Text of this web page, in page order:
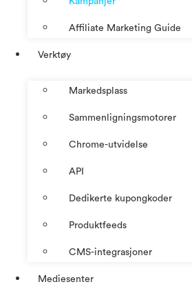
Affiliate Marketing Guide
Verktøy
Markedsplass
Sammenligningsmotorer
Chrome-utvidelse
API
Dedikerte kupongkoder
Produktfeeds
CMS-integrasjoner
Mediesenter